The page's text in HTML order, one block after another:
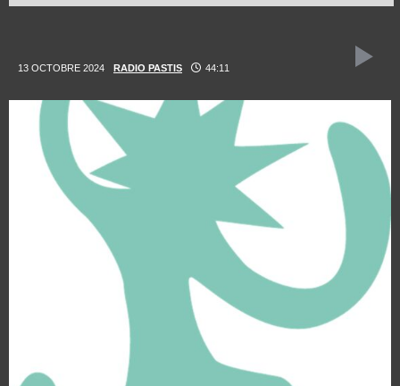
13 OCTOBRE 2024 RADIO PASTIS 44:11